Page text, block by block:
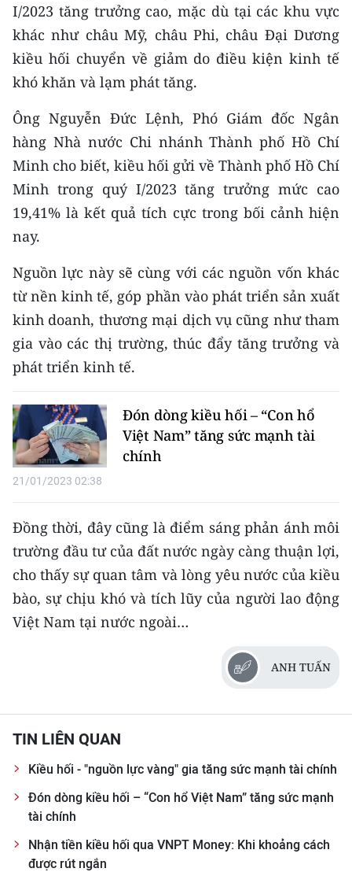
MEDIA CENTER
E-Magazine
Video
Media Chính trị
Media Kinh tế
Media Văn hóa
Media Xã hội
Media Du lịch
Media Thế giới
Media Thể thao
Media Y tế
Media Khoa học - Công nghệ
Ảnh
Infographic
TIN MỚI
Duyên hải Nam Trung Bộ và Tây
Nguyên
Đông Nam Bộ
I/2023 tăng trưởng cao, mặc dù tại các khu vực
khác như châu Mỹ, châu Phi, châu Đại Dương
kiều hối chuyển về giảm do điều kiện kinh tế
khó khăn và lạm phát tăng.
Ông Nguyễn Đức Lệnh, Phó Giám đốc Ngân
hàng Nhà nước Chi nhánh Thành phố Hồ Chí
Minh cho biết, kiều hối gửi về Thành phố Hồ Chí
Minh trong quý I/2023 tăng trưởng mức cao
19,41% là kết quả tích cực trong bối cảnh hiện
nay.
Nguồn lực này sẽ cùng với các nguồn vốn khác
từ nền kinh tế, góp phần vào phát triển sản xuất
kinh doanh, thương mại dịch vụ cũng như tham
gia vào các thị trường, thúc đẩy tăng trưởng và
phát triển kinh tế.
Đón dòng kiều hối – “Con hổ
Việt Nam” tăng sức mạnh tài
chính
21/01/2023 02:38
Đồng thời, đây cũng là điểm sáng phản ánh môi
trường đầu tư của đất nước ngày càng thuận lợi,
cho thấy sự quan tâm và lòng yêu nước của kiều
bào, sự chịu khó và tích lũy của người lao động
Việt Nam tại nước ngoài…
ANH TUẤN
TIN LIÊN QUAN
Kiều hối - "nguồn lực vàng" gia tăng sức mạnh tài chính
Đón dòng kiều hối – “Con hổ Việt Nam” tăng sức mạnh
tài chính
Nhận tiền kiều hối qua VNPT Money: Khi khoảng cách
được rút ngắn